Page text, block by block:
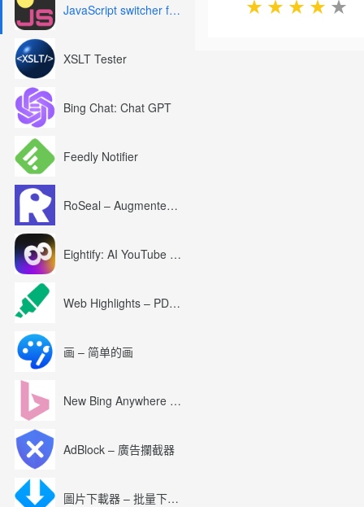
JavaScript switcher for SEO and development
XSLT Tester
Bing Chat: Chat GPT
Feedly Notifier
RoSeal – Augmented Roblox Experience
Eightify: AI YouTube Summary with ChatGPT
Web Highlights – PDF & Web Highlighter
画 – 简单的画
New Bing Anywhere (Bing Chat GPT-4)
AdBlock – 廣告攔截器
圖片下載器 – 批量下載圖片
★ ★ ★ ★ ★